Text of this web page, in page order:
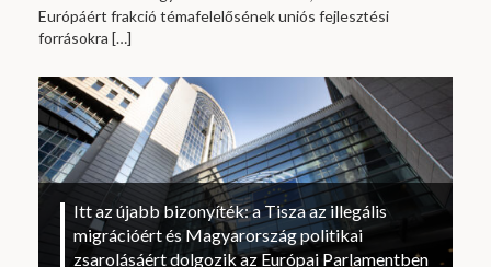
Európáért frakció témafelelősének uniós fejlesztési
forrásokra […]
Itt az újabb bizonyíték: a Tisza az illegális
migrációért és Magyarország politikai
zsarolásáért dolgozik az Európai Parlamentben